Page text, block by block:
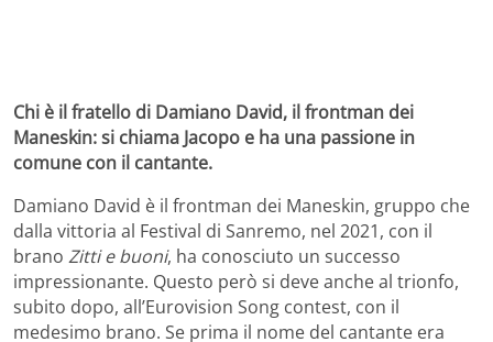
Chi è il fratello di Damiano David, il frontman dei
Maneskin: si chiama Jacopo e ha una passione in
comune con il cantante.
Damiano David è il frontman dei Maneskin, gruppo che
dalla vittoria al Festival di Sanremo, nel 2021, con il
brano Zitti e buoni, ha conosciuto un successo
impressionante. Questo però si deve anche al trionfo,
subito dopo, all’Eurovision Song contest, con il
medesimo brano. Se prima il nome del cantante era